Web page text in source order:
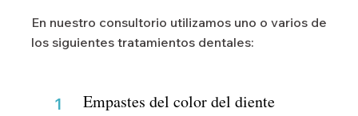
En nuestro consultorio utilizamos uno o varios de
los siguientes tratamientos dentales:
1 Empastes del color del diente